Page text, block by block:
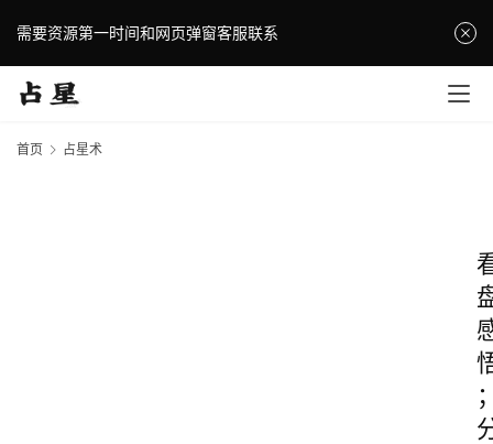
需要资源第一时间和网页弹窗客服联系
首页 占星术